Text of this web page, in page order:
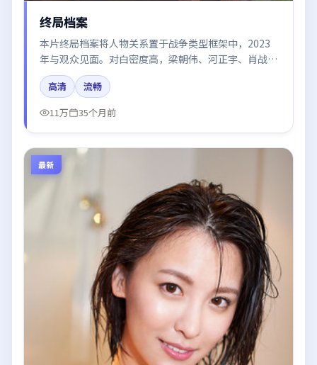
终局档案
本片终局档案将人物关系置于战争类型框架中，2023
年与观众见面。对白密度高，梁朝伟、河正宇、肖战、
刘亦菲、王凯的台词节奏值得关注；整体气质偏日本都
市与冷色调摄影。
高清
流畅
11万
35个月前
最新